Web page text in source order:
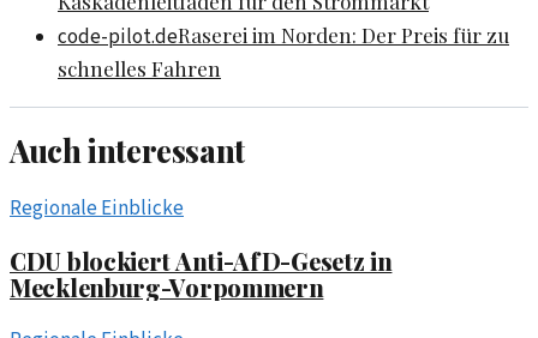
code-pilot.deRaserei im Norden: Der Preis für zu
schnelles Fahren
Auch interessant
Regionale Einblicke
CDU blockiert Anti-AfD-Gesetz in
Mecklenburg-Vorpommern